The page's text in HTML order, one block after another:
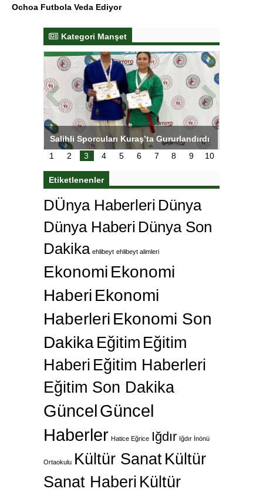
Ochoa Futbola Veda Ediyor
Kategori Manşet
Salihli Sporcuları Kuraş’ta Gururlandırdı
1 2 3 4 5 6 7 8 9 10
Etiketlenenler
DÜnya Haberleri Dünya
Dünya Haberi Dünya Son
Dakika ehlibeyt ehlibeyt alimleri
Ekonomi Ekonomi
Haberi Ekonomi
Haberleri Ekonomi Son
Dakika Eğitim Eğitim
Haberi Eğitim Haberleri
Eğitim Son Dakika
GüncelGüncel
Haberler Hatice Eğrice Iğdır Iğdır İnönü
Ortaokulu Kültür SanatKültür
Sanat Haberi Kültür